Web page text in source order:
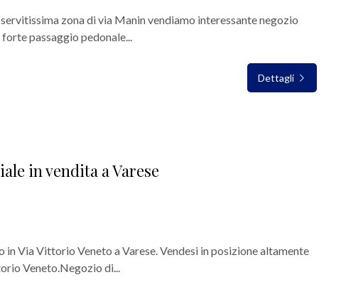
zona di via Manin vendiamo interessante negozio
passaggio pedonale...
Dettagli
in vendita a Varese
Via Vittorio Veneto a Varese. Vendesi in posizione altamente
Veneto.Negozio di...